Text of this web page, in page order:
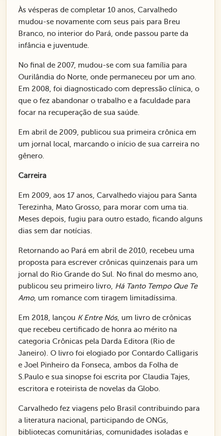
Às vésperas de completar 10 anos, Carvalhedo
mudou-se novamente com seus pais para Breu
Branco, no interior do Pará, onde passou parte da
infância e juventude.
No final de 2007, mudou-se com sua família para
Ourilândia do Norte, onde permaneceu por um ano.
Em 2008, foi diagnosticado com depressão clínica, o
que o fez abandonar o trabalho e a faculdade para
focar na recuperação de sua saúde.
Em abril de 2009, publicou sua primeira crônica em
um jornal local, marcando o início de sua carreira no
gênero.
Carreira
Em 2009, aos 17 anos, Carvalhedo viajou para Santa
Terezinha, Mato Grosso, para morar com uma tia.
Meses depois, fugiu para outro estado, ficando alguns
dias sem dar notícias.
Retornando ao Pará em abril de 2010, recebeu uma
proposta para escrever crônicas quinzenais para um
jornal do Rio Grande do Sul. No final do mesmo ano,
publicou seu primeiro livro, Há Tanto Tempo Que Te
Amo, um romance com tiragem limitadíssima.
Em 2018, lançou K Entre Nós, um livro de crônicas
que recebeu certificado de honra ao mérito na
categoria Crônicas pela Darda Editora (Rio de
Janeiro). O livro foi elogiado por Contardo Calligaris
e Joel Pinheiro da Fonseca, ambos da Folha de
S.Paulo e sua sinopse foi escrita por Claudia Tajes,
escritora e roteirista de novelas da Globo.
Carvalhedo fez viagens pelo Brasil contribuindo para
a literatura nacional, participando de ONGs,
bibliotecas comunitárias, comunidades isoladas e